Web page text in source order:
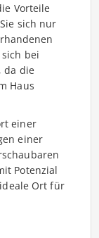
Vorteile
sich nur
bei
da die
Haus
einer
einer
Potenzial
Ort für